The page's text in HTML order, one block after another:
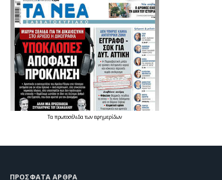
Τα πρωτοσέλιδατων εφημερίδων
ΠΡΌΣΦΑΤΑ ΆΡΘΡΑ